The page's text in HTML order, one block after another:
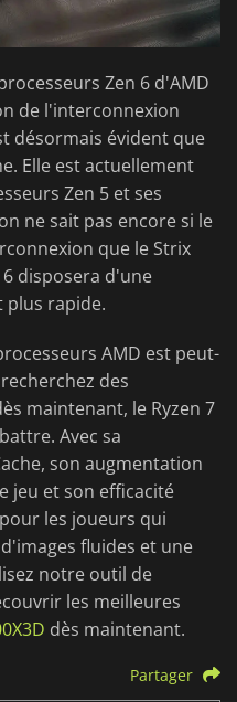
Zen 6 d'AMD
de l'interconnexion
désormais évident que
Elle est actuellement
Zen 5 et ses
ne sait pas encore si le
que le Strix
disposera d'une
plus rapide.
AMD est peut-
des
maintenant, le Ryzen 7
Avec sa
son augmentation
jeu et son efficacité
les joueurs qui
fluides et une
notre outil de
les meilleures
dès maintenant.
Partager